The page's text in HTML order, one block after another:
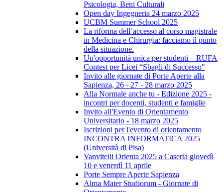
Psicologia, Beni Culturali
Open day Ingegneria 24 marzo 2025
UCBM Summer School 2025
La riforma dell’accesso al corso magistrale
in Medicina e Chirurgia: facciamo il punto
della situazione.
Un'opportunità unica per studenti – RUFA
Contest per Licei “Sbagli di Successo"
Invito alle giornate di Porte Aperte alla
Sapienza, 26 - 27 - 28 marzo 2025
Alla Normale anche tu - Edizione 2025 -
incontri per docenti, studenti e famiglie
Invito all'Evento di Orientamento
Universitario - 18 marzo 2025
Iscrizioni per l'evento di orientamento
INCONTRA INFORMATICA 2025
(Università di Pisa)
Vanvitelli Orienta 2025 a Caserta giovedì
10 e venerdì 11 aprile
Porte Sempre Aperte Sapienza
Alma Mater Studiorum - Giornate di